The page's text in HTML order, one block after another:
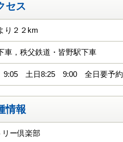
セス
り２２km
車，秩父鉄道・皆野駅下車
9:05 土日8:25 9:00 全日要予約
情報
ー倶楽部